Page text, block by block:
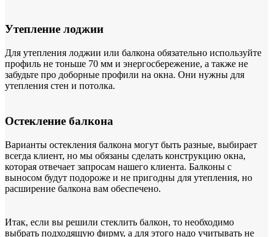
Утепление лоджии
Для утепления лоджии или балкона обязательно используйте
профиль не тоньше 70 мм и энергосбережение, а также не
забудьте про доборные профили на окна. Они нужны для
утепления стен и потолка.
Остекление балкона
Варианты остекления балкона могут быть разные, выбирает
всегда клиент, но мы обязаны сделать конструкцию окна,
которая отвечает запросам нашего клиента. Балконы с
выносом будут подороже и не пригодны для утепления, но
расширение балкона вам обеспечено.
Итак, если вы решили стеклить балкон, то необходимо
выбрать подходящую фирму, а для этого надо учитывать не